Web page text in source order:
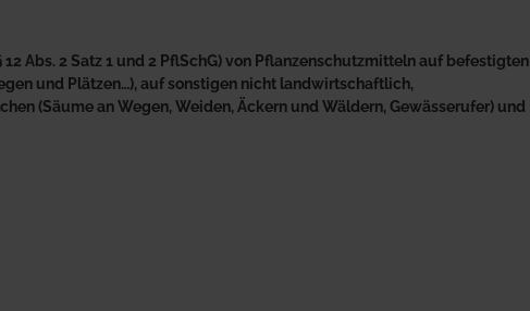
Abs. 2 Satz 1 und 2 PflSchG) von Pflanzenschutzmitteln auf befestigten
und Plätzen…), auf sonstigen nicht landwirtschaftlich,
(Säume an Wegen, Weiden, Äckern und Wäldern, Gewässerufer) und